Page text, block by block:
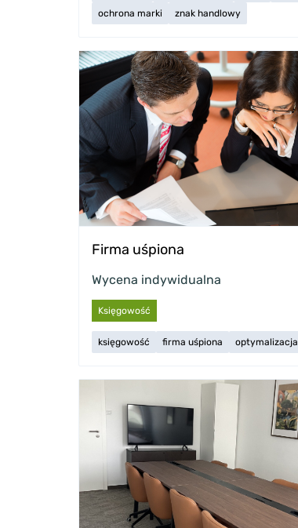
ochrona marki
znak handlowy
Firma uśpiona
Wycena indywidualna
Księgowość
księgowość firma uśpiona optymalizacja